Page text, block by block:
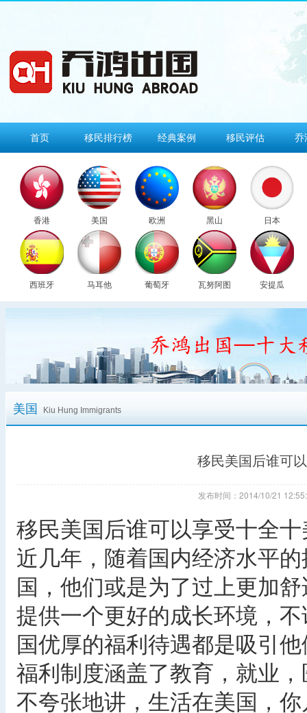
首页 移民排行榜 经典案例 移民评估 乔
香港 美国 欧洲 黑山 日本
西班牙 马耳他 葡萄牙 瓦努阿图 安提瓜
美国 Kiu Hung Immigrants
移民美国后谁可
发布时间：2014/10/21
移民美国后谁可以享受十全
近几年，随着国内经济水平
国，他们或是为了过上更加
提供一个更好的成长环境，
国优厚的福利待遇都是吸引
福利制度涵盖了教育，就业
不夸张地讲，生活在美国，